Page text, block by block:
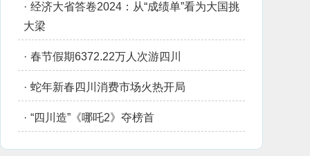
· 经济大省答卷2024：从“成绩单”看为大国挑
大梁
· 春节假期6372.22万人次游四川
· 蛇年新春四川消费市场火热开局
· “四川造”《哪吒2》夺榜首